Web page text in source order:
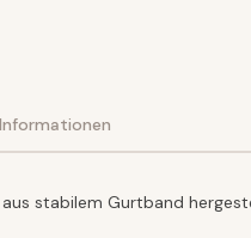
stabilem Gurtband